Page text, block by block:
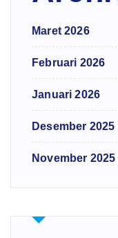
Maret 2026
Februari 2026
Januari 2026
Desember 2025
November 2025